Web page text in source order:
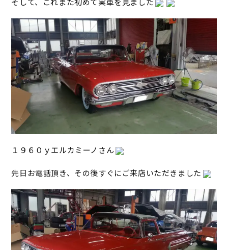
そして、これまた初めて実車を見ました
１９６０ｙエルカミーノさん
先日お電話頂き、その後すぐにご来店いただきました